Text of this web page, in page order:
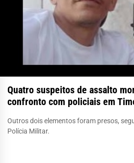
Quatro suspeitos de assalto
confronto com policiais em
Outros dois elementos foram presos, segundo o 11º Batalhão da
Polícia Militar.